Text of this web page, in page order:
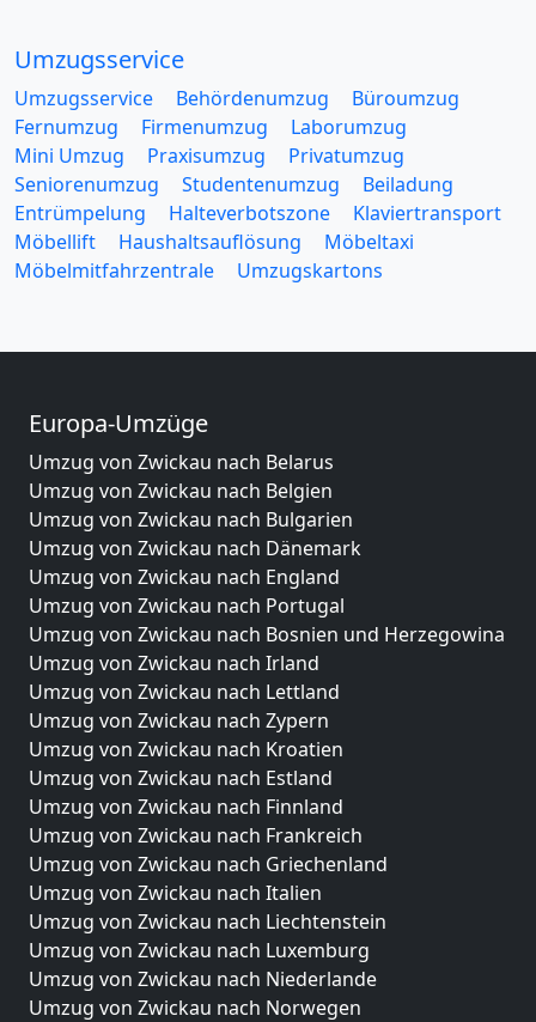
Umzugsservice
Umzugsservice Behördenumzug
Büroumzug
Fernumzug
Firmenumzug
Laborumzug
Mini Umzug
Praxisumzug
Privatumzug
Seniorenumzug
Studentenumzug
Beiladung
Entrümpelung
Halteverbotszone
Klaviertransport
Möbellift
Haushaltsauflösung
Möbeltaxi
Möbelmitfahrzentrale
Umzugskartons
Europa-Umzüge
Umzug von Zwickau nach Belarus
Umzug von Zwickau nach Belgien
Umzug von Zwickau nach Bulgarien
Umzug von Zwickau nach Dänemark
Umzug von Zwickau nach England
Umzug von Zwickau nach Portugal
Umzug von Zwickau nach Bosnien und Herzegowina
Umzug von Zwickau nach Irland
Umzug von Zwickau nach Lettland
Umzug von Zwickau nach Zypern
Umzug von Zwickau nach Kroatien
Umzug von Zwickau nach Estland
Umzug von Zwickau nach Finnland
Umzug von Zwickau nach Frankreich
Umzug von Zwickau nach Griechenland
Umzug von Zwickau nach Italien
Umzug von Zwickau nach Liechtenstein
Umzug von Zwickau nach Luxemburg
Umzug von Zwickau nach Niederlande
Umzug von Zwickau nach Norwegen